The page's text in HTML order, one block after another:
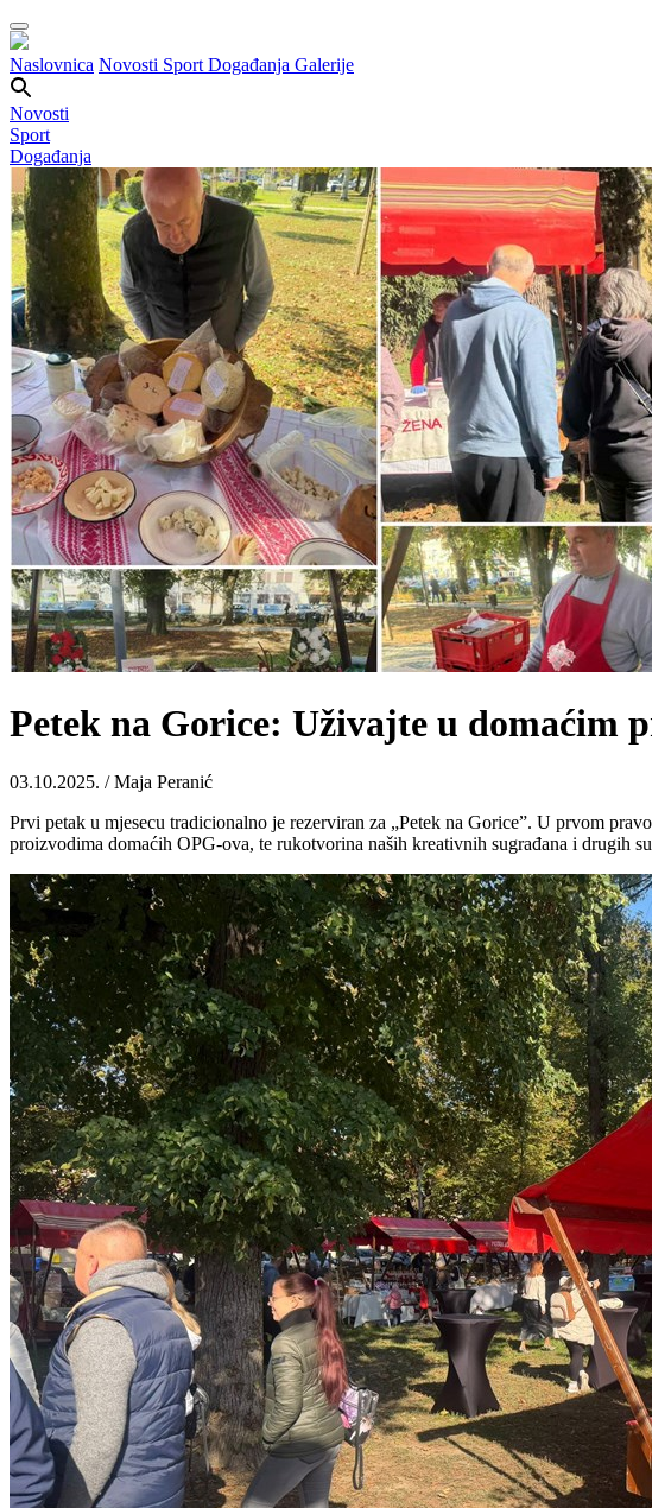
Naslovnica Novosti Sport Događanja Galerije
Novosti
Sport
Događanja
Petek na Gorice: Uživajte u domaćim
03.10.2025. / Maja Peranić
Prvi petak u mjesecu tradicionalno je rezerviran za „Petek na Gorice”. U prvom
proizvodima domaćih OPG-ova, te rukotvorina naših kreativnih sugrađana i drugih